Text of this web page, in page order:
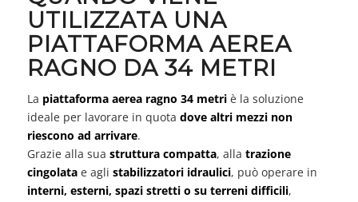
UTILIZZATA UNA
PIATTAFORMA AEREA
RAGNO DA 34 METRI
La piattaforma aerea ragno 34 metriè la soluzione
ideale per lavorare in quota dove altri mezzi non
riescono ad arrivare.
Grazie alla sua struttura compatta, alla trazione
cingolatae agli stabilizzatori idraulici, può operare in
interni, esterni, spazi stretti o su terreni difficili,